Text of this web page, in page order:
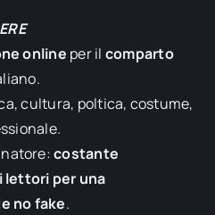
online per il comparto
cultura, poltica, costume,
costante
lettori per una
no fake.